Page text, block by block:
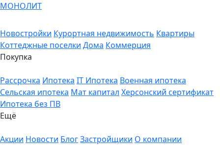
МОНОЛИТ
Новостройки Курортная недвижимость Квартиры
Коттеджные поселки Дома Коммерция
Покупка
Рассрочка Ипотека IT Ипотека Военная ипотека
Сельская ипотека Мат капитал Херсонский сертификат
Ипотека без ПВ
Ещё
Акции Новости БлогЗастройщики О компании